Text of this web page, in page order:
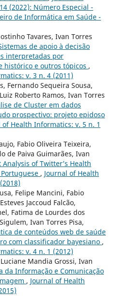
(2022): Número Especial -
de Informática em Saúde -
Tavares, Ivan Torres
de apoio à decisão
interpretadas por
histórico e outros tópicos ,
v. 3 n. 4 (2011)
Fernando Sequeira Sousa,
Roberto Ramos, Ivan Torres
de Cluster em dados
prospectivo: projeto epidoso
of Health Informatics: v. 5 n. 1
Fabio Oliveira Teixeira,
de Paiva Guimarães, Ivan
of Twitter’s Health
, Journal of Health
Felipe Mancini, Fabio
Jaccoud Falcão,
Fatima de Lourdes dos
Ivan Torres Pisa,
de conteúdos web de saúde
com classificador bayesiano ,
v. 4 n. 1 (2012)
Mandia Grossi, Ivan
da Informação e Comunicação
, Journal of Health